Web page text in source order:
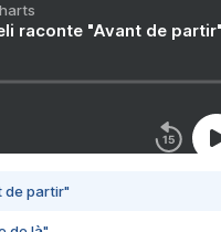
raconte "Avant de partir"
de partir"